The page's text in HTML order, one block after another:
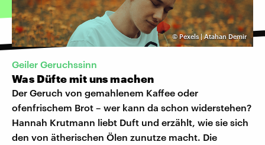
©Pexels | Atahan Demir
Geiler Geruchssinn
Was Düfte mit uns machen
Der Geruch von gemahlenem Kaffee oder
ofenfrischem Brot – wer kann da schon widerstehen?
Hannah Krutmann liebt Duft und erzählt, wie sie sich
den von ätherischen Ölen zunutze macht. Die